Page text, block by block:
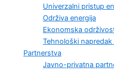
Univerzalni pristup
Održiva energija
Ekonomska
Tehnološki napredak
Partnerstva
Javno-privatna